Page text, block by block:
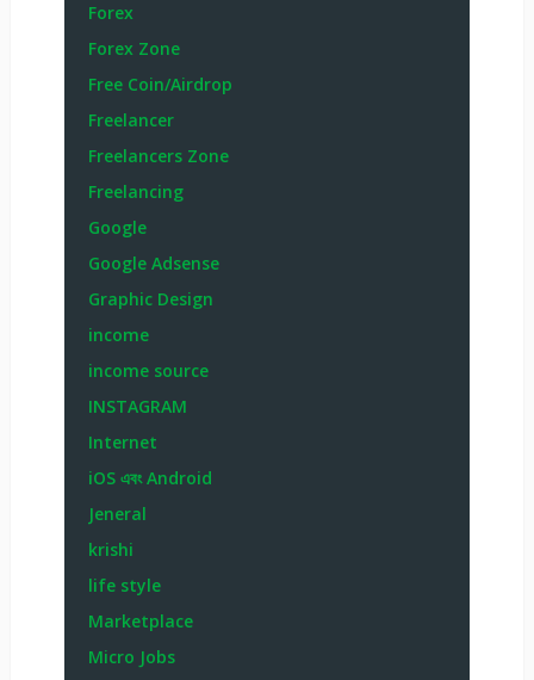
Forex
Forex Zone
Free Coin/Airdrop
Freelancer
Freelancers Zone
Freelancing
Google
Google Adsense
Graphic Design
income
income source
INSTAGRAM
Internet
iOS এবং Android
Jeneral
krishi
life style
Marketplace
Micro Jobs